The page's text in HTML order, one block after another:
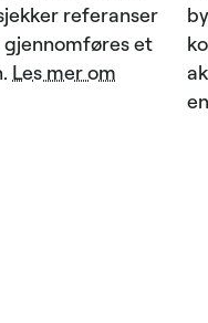
referanser
et
Les mer om